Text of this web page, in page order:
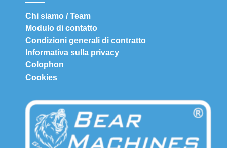
Chi siamo / Team
Modulo di contatto
Condizioni generali di contratto
Informativa sulla privacy
Colophon
Cookies